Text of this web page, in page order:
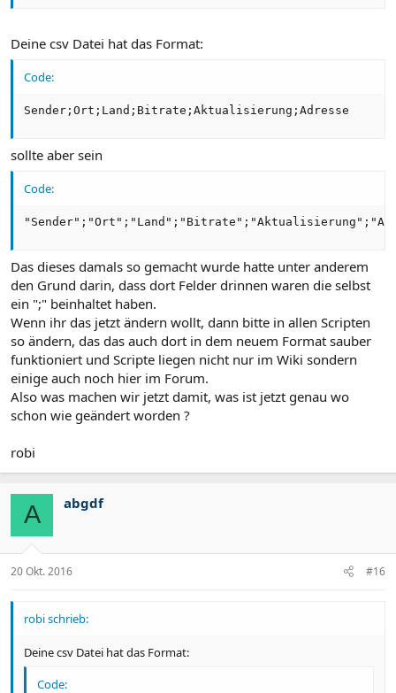
Deine csv Datei hat das Format:
Code:
Sender;Ort;Land;Bitrate;Aktualisierung;Adresse
sollte aber sein
Code:
Das dieses damals so gemacht wurde hatte unter anderem
den Grund darin, dass dort Felder drinnen waren die selbst
ein ";" beinhaltet haben.
Wenn ihr das jetzt ändern wollt, dann bitte in allen Scripten
so ändern, das das auch dort in dem neuem Format sauber
funktioniert und Scripte liegen nicht nur im Wiki sondern
einige auch noch hier im Forum.
Also was machen wir jetzt damit, was ist jetzt genau wo
schon wie geändert worden ?
robi
A abgdf
20 Okt. 2016 #16
robi schrieb:
Deine csv Datei hat das Format:
Code: